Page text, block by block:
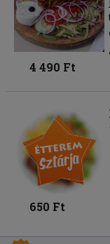
4 490 Ft
650 Ft